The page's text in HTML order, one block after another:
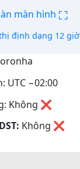
màn hình ⛶
định dạng 12 giờ
UTC −02:00
Không ❌
Không ❌